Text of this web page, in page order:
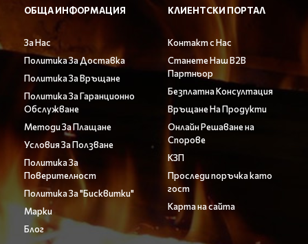
ОБЩА ИНФОРМАЦИЯ
За Нас
Политика За Доставка
Политика За Връщане
Политика За Гаранционно
Обслужване
Методи За Плащане
Условия За Ползване
Политика За
Поверителност
Политика За "Бисквитки"
Марки
Блог
КЛИЕНТСКИ ПОРТАЛ
Контакт с Нас
Станете Наш B2B
Партньор
Безплатна Консултация
Връщане На Продукти
Онлайн Решаване на
Спорове
КЗП
Проследи поръчка като
гост
Карта на сайта